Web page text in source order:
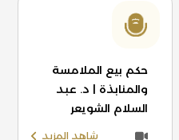
حكم بيع الملامسة
والمنابذة | د. عبد
السلام الشويعر
شاهد المزيد